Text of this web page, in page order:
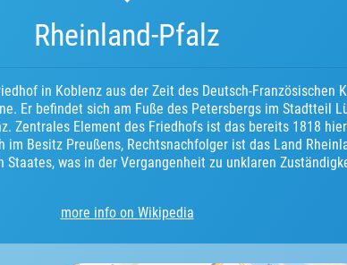
Rheinland-Pfalz
in Koblenz aus der Zeit des Deutsch-Französischen
Er befindet sich am Fuße des Petersbergs im Stadtteil
Zentrales Element des Friedhofs ist das bereits 1818
im Besitz Preußens, Rechtsnachfolger ist das Land
was in der Vergangenheit zu unklaren
more info on Wikipedia